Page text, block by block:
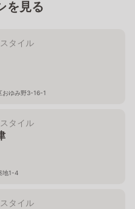
を見る
タイル
おゆみ野3-16-1
タイル
地1-4
タイル